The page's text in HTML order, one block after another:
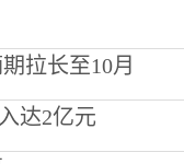
拉长至10月
达2亿元